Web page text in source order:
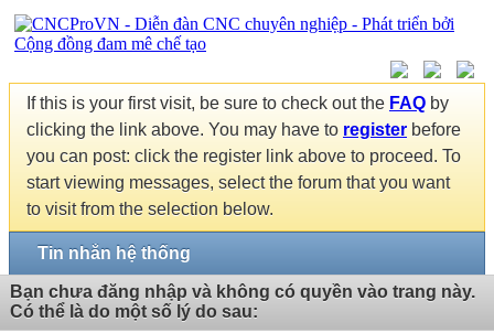
If this is your first visit, be sure to check out the FAQ by
clicking the link above. You may have to register before
you can post: click the register link above to proceed. To
start viewing messages, select the forum that you want
to visit from the selection below.
Tin nhắn hệ thống
Bạn chưa đăng nhập và không có quyền vào trang này.
Có thể là do một số lý do sau: